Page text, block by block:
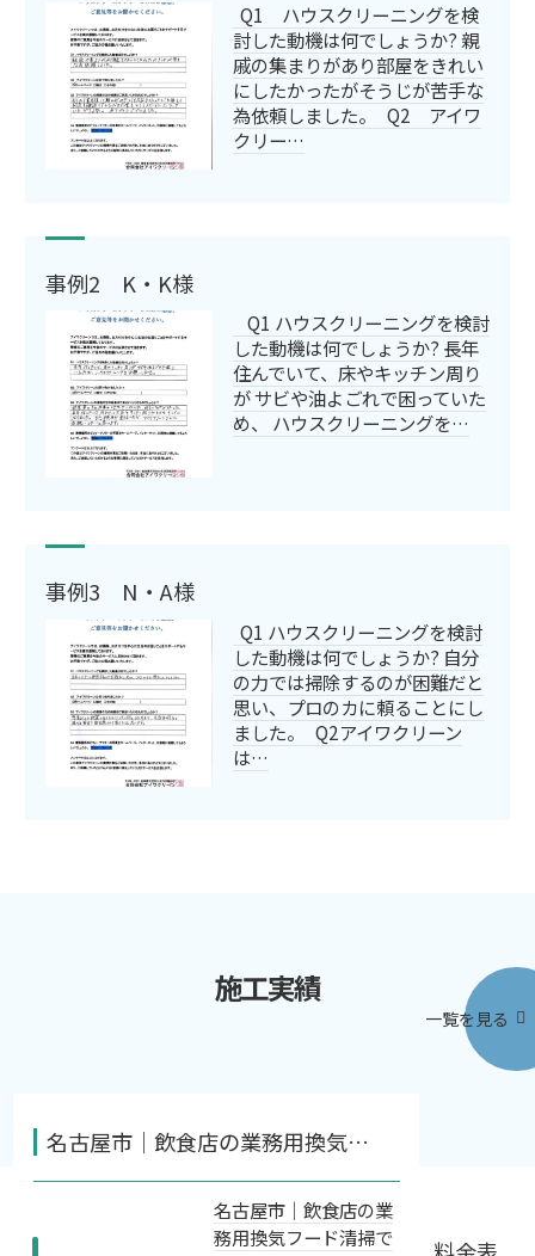
Q1 ハウスクリーニングを検
討した動機は何でしょうか? 親
戚の集まりがあり部屋をきれい
にしたかったがそうじが苦手な
為依頼しました。 Q2 アイワ
クリー…
事例2 K・K様
Q1 ハウスクリーニングを検討
した動機は何でしょうか? 長年
住んでいて、床やキッチン周り
が サビや油よごれで困っていた
め、 ハウスクリーニングを…
事例3 N・A様
Q1 ハウスクリーニングを検討
した動機は何でしょうか? 自分
の力では掃除するのが困難だと
思い、プロのカに頼ることにし
ました。 Q2アイワクリーン
は…
施工実績
一覧を見る
名古屋市｜飲食店の業務用換気…
名古屋市｜飲食店の業
務用換気フード清掃で